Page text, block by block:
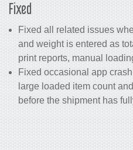
Fixed
Fixed all related issues
and weight is entered as
print reports, manual
Fixed occasional app
large loaded item count
before the shipment has